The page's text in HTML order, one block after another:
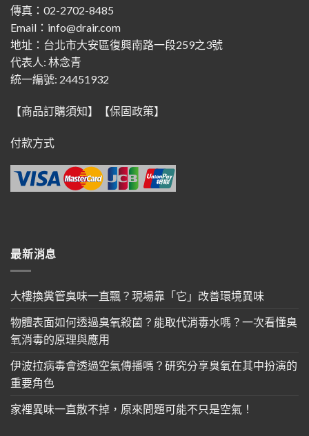
傳真：02-2702-8485
Email：info@drair.com
地址： 台北市大安區復興南路一段259之3號
代表人: 林念青
統一編號: 24451932
【商品訂購須知】 【保固政策】
付款方式
最新消息
大樓換糞管臭味一直飄？現場靠「它」改善環境異味
物體表面如何透過臭氧殺菌？能取代消毒水嗎？一次看懂臭
氧消毒的原理與應用
伊波拉病毒會透過空氣傳播嗎？研究分享臭氧在其中扮演的
重要角色
家裡異味一直散不掉，原來問題可能不只是空氣！